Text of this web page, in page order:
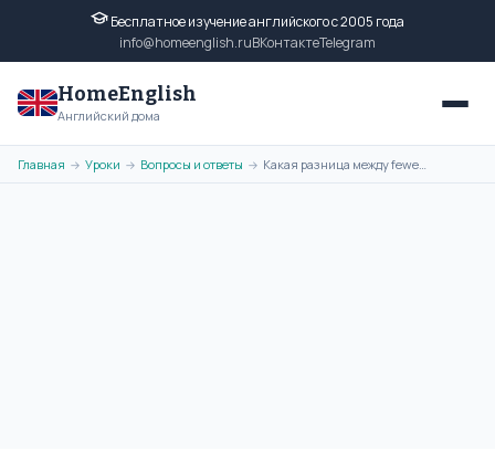
Бесплатное изучение английского с 2005 года
info@homeenglish.ruВКонтактеTelegram
HomeEnglish
Английский дома
Главная → Уроки → Вопросы и ответы → Какая разница между fewer и less в английском языке?